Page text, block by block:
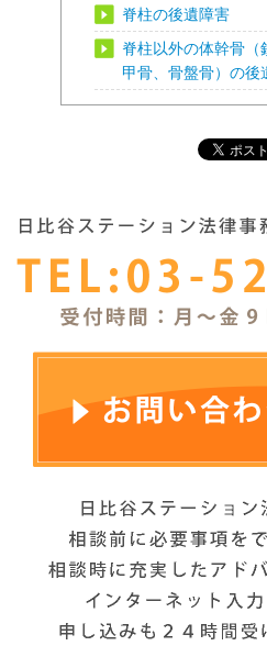
脊柱の後遺障害
脊柱以外の体幹骨（
甲骨、骨盤骨）の後